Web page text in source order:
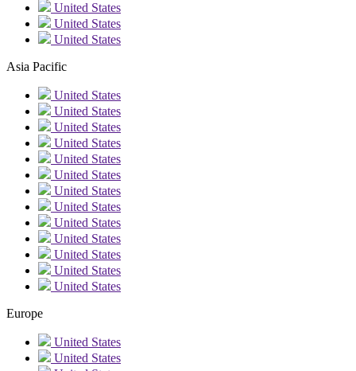
United States
United States
United States
Asia Pacific
United States
United States
United States
United States
United States
United States
United States
United States
United States
United States
United States
United States
United States
Europe
United States
United States